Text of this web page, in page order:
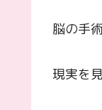
脳の手
現実を